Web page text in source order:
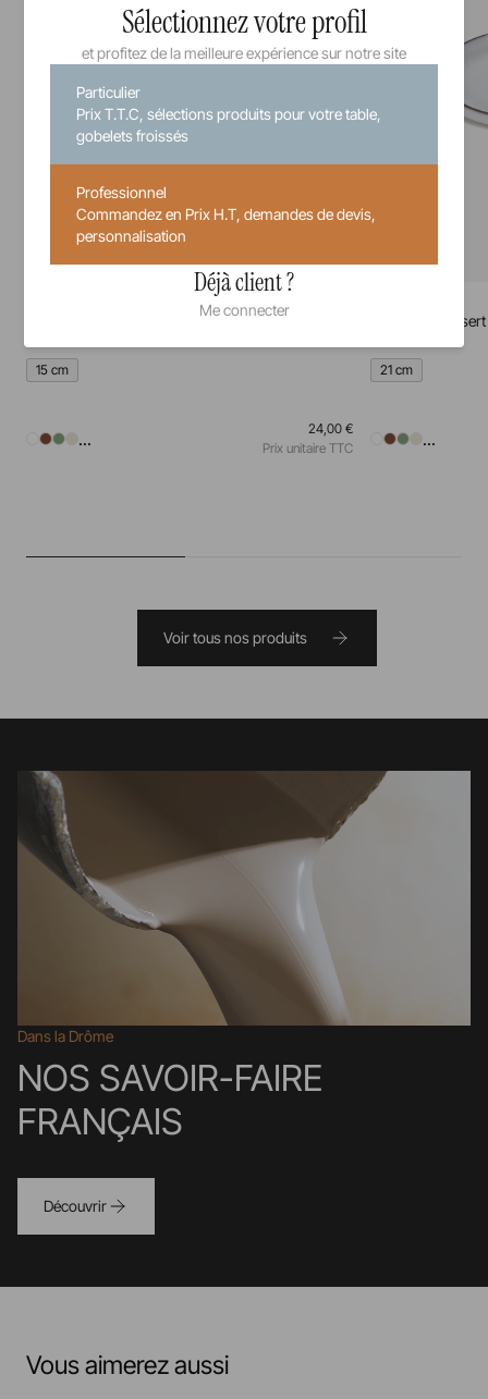
15 cm
...
24,00 €
Prix unitaire TTC
Assiette à dessert
21 cm
...
Voir tous nos produits
Dans la Drôme
NOS SAVOIR-FAIRE
FRANÇAIS
Découvrir
Vous aimerez aussi
Sélectionnez votre profil
et profitez de la meilleure expérience sur notre site
Particulier
Prix T.T.C, sélections produits pour votre table,
gobelets froissés
Professionnel
Commandez en Prix H.T, demandes de devis,
personnalisation
Déjà client ?
Me connecter